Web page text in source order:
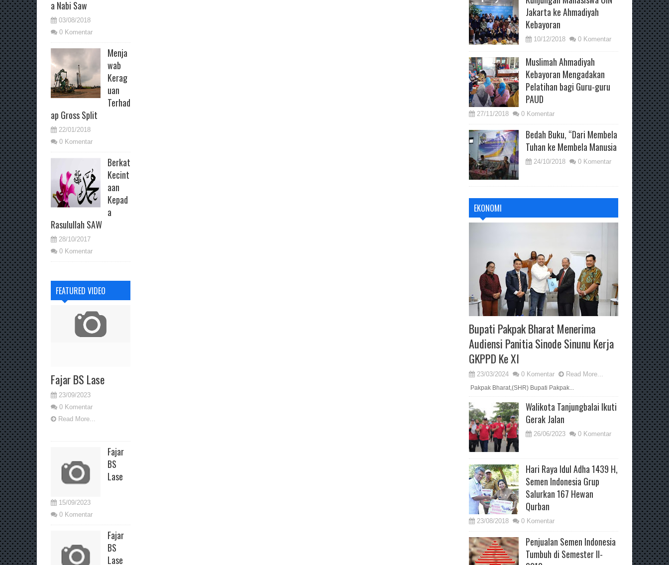
a Nabi Saw
03/08/2018
0 Komentar
Menja
wab
Kerag
uan
Terhad
ap Gross Split
22/01/2018
0 Komentar
Berkat
Kecint
aan
Kepad
a
Rasulullah SAW
28/10/2017
0 Komentar
FEATURED VIDEO
Fajar BS Lase
23/09/2023
0 Komentar
Read More...
Fajar
BS
Lase
15/09/2023
0 Komentar
Fajar
BS
Lase
Jakarta ke Ahmadiyah
Kebayoran
10/12/2018 0 Komentar
Muslimah Ahmadiyah
Kebayoran Mengadakan
Pelatihan bagi Guru-guru
PAUD
27/11/2018 0 Komentar
Bedah Buku, “Dari Membela
Tuhan ke Membela Manusia
24/10/2018 0 Komentar
EKONOMI
Bupati Pakpak Bharat Menerima
Audiensi Panitia Sinode Sinunu Kerja
GKPPD Ke XI
23/03/2024 0 Komentar Read More...
Pakpak Bharat,(SHR) Bupati Pakpak...
Walikota Tanjungbalai Ikuti
Gerak Jalan
26/06/2023 0 Komentar
Hari Raya Idul Adha 1439 H,
Semen Indonesia Grup
Salurkan 167 Hewan
Qurban
23/08/2018 0 Komentar
Penjualan Semen Indonesia
Tumbuh di Semester II-